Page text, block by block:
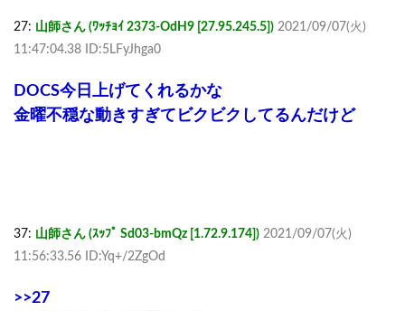
27: 山師さん (ﾜｯﾁｮｲ 2373-OdH9 [27.95.245.5]) 2021/09/07(火)
11:47:04.38 ID:5LFyJhga0
DOCS今日上げてくれるかな
金曜不穏な動きすぎてビクビクしてるんだけど
37: 山師さん (ｽｯﾌﾟ Sd03-bmQz [1.72.9.174]) 2021/09/07(火)
11:56:33.56 ID:Yq+/2ZgOd
>>27